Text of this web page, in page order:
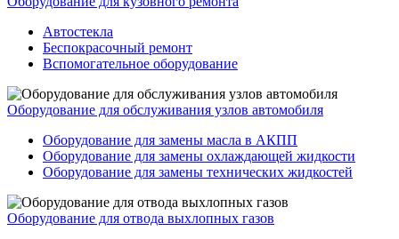
Автостекла
Беспокрасочный ремонт
Вспомогательное оборудование
Оборудование для обслуживания узлов автомобиля
Оборудование для замены масла в АКПП
Оборудование для замены охлаждающей жидкости
Оборудование для замены технических жидкостей
Оборудование для отвода выхлопных газов